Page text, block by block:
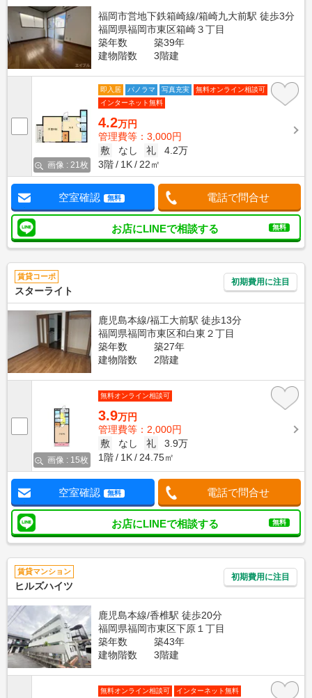
福岡市営地下鉄箱崎線/箱崎九大前駅 徒歩3分
福岡県福岡市東区箱崎３丁目
築年数
築39年
建物階数
3階建
画像 : 21枚
即入居 パノラマ 写真充実
無料オンライン相談可
インターネット無料
4.2万円
管理費等：3,000円
敷
なし 礼
4.2万
3階
1K 22㎡
空室確認 無料 電話で問合せ
お店にLINEで相談する 無料
賃貸コーポ
スターライト
初期費用に注目
鹿児島本線/福工大前駅 徒歩13分
福岡県福岡市東区和白東２丁目
築年数
築27年
建物階数
2階建
画像 : 15枚
無料オンライン相談可
3.9万円
管理費等：2,000円
敷
なし 礼
3.9万
1階
1K 24.75㎡
空室確認 無料 電話で問合せ
お店にLINEで相談する 無料
賃貸マンション
ヒルズハイツ
初期費用に注目
鹿児島本線/香椎駅 徒歩20分
福岡県福岡市東区下原１丁目
築年数
築43年
建物階数
3階建
無料オンライン相談可 インターネット無料